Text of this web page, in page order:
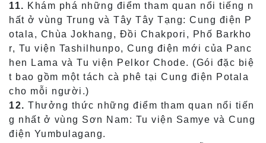
11. Khám phá những điểm tham quan nổi tiếng n
hất ở vùng Trung và Tây Tây Tạng: Cung điện P
otala, Chùa Jokhang, Đồi Chakpori, Phố Barkho
r, Tu viện Tashilhunpo, Cung điện mới của Panc
hen Lama và Tu viện Pelkor Chode. (Gói đặc biệ
t bao gồm một tách cà phê tại Cung điện Potala
cho mỗi người.)
12. Thưởng thức những điểm tham quan nổi tiến
g nhất ở vùng Sơn Nam: Tu viện Samye và Cung
điện Yumbulagang.